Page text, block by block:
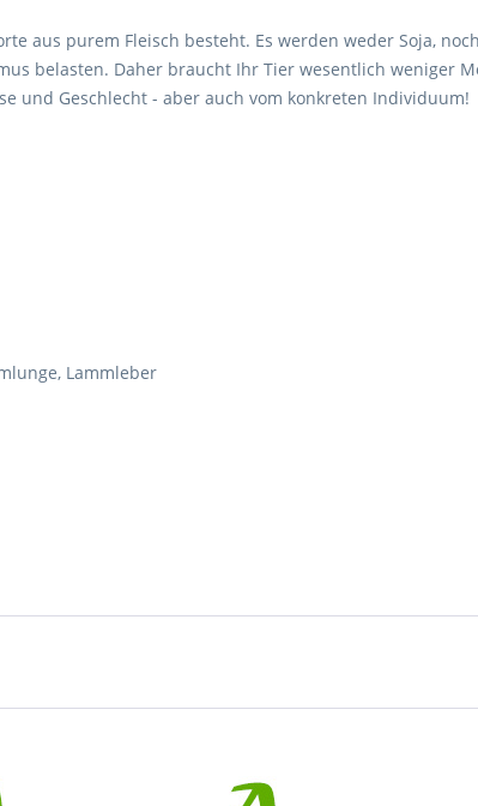
aus purem Fleisch besteht. Es werden weder Soja,
belasten. Daher braucht Ihr Tier wesentlich weniger
und Geschlecht - aber auch vom konkreten Individuum!
Lammleber